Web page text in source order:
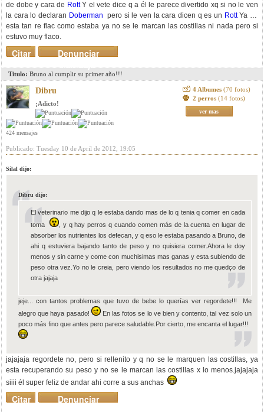
de dobe y cara de RottY el vete dice q a él le parece divertido xq si no le ven
la cara lo declaran Doberman pero si le ven la cara dicen q es un RottYa no
esta tan re flac como estaba ya no se le marcan las costillas ni nada pero si
estuvo muy flaco.
Denunciar
mensaje
Citar
Titulo: Bruno al cumplir su primer año!!!
Dibru
¡Adicto!
424 mensajes
4 Albumes (70 fotos)
2 perros (14 fotos)
ver mas
Publicado: Tuesday 10 de April de 2012, 19:05
Silal dijo:
Dibru dijo:
El veterinario me dijo q le estaba dando mas de lo q tenia q comer en cada
toma
, y q hay perros q cuando comen más de la cuenta en lugar de
absorber los nutrientes los defecan, y q eso le estaba pasando a Bruno, de
ahi q estuviera bajando tanto de peso y no quisiera comer.Ahora le doy
menos y sin carne y come con muchisimas mas ganas y esta subiendo de
peso otra vez.Yo no le creia, pero viendo los resultados no me quedço de
otra jajaja
jeje... con tantos problemas que tuvo de bebe lo querías ver regordete!!! Me
alegro que haya pasado!
En las fotos se lo ve bien y contento, tal vez solo un
poco más fino que antes pero parece saludable.Por cierto, me encanta el lugar!!!
jajajaja regordete no, pero si rellenito y q no se le marquen las costillas, ya
esta recuperando su peso y no se le marcan las costillas x lo menos.jajajaja
siiii él super feliz de andar ahi corre a sus anchas
Denunciar
Citar